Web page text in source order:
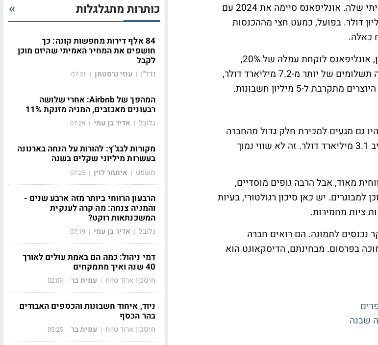
המספרים מסבירים למה יש עניין בחברה למרות המטען התדמיתי שלה. אונליפאנס סיימה את 2024 עם
של כ-1.4 מיליארד דולר ורווח לפני מס של כ-684 מיליון דולר. בפועל, כמעט חצי מההכנסות
כאלה.
המודל פשוט, המשתמשים משלמים ליוצרים עבור גישה לתוכן, אונליפאנס לוקחת עמלה של 20%,
והיוצרים מקבלים 80%. בשנה האחרונה עברו דרך הפלטפורמה תשלומים של יותר מ-7.2 מיליארד דולר,
גם מגעים למכירת חלק גדול מהחברה
לפי מספרים גבוהים יותר. בפועל, העסקה הנוכחית נסגרת סביב 3.1 מיליארד דולר. זה לא שווי נמוך
מאוד, אבל הרבה גופים מוסדיים,
יש כאן סיכון רגולטורי, בעיות
ציות מחמירות.
נכנסים לתמונה. הם רואים חברה
בפרסום. מבחינתם, הדיסקאונט הוא
שבנה
כותרות מתגלגלות
84 אלף דירות מחפשות קונה: כך
חושפים את המחיר האמיתי שהיזם מוכן
לקבל
נדל"ן | עוזי גרסטמן |
07:31
המהפך של Airbnb: אחרי שלושה
רבעונים מאכזבים, המניה מזנקת 11%
גלובל | אדיר בן עמי |
07:29
מקורות לבג"ץ: להורות על הנחה בארנונה
בעשרות מיליוני שקלים בשנה
משפט | איתמר לוין |
07:25
הרבעון הרווחי ביותר מזה ארבע שנים -
והמניה צנחה: מה קרה לענקית
המשכנתאות רוקט?
גלובל | אדיר בן עמי |
07:19
דמי ניהול: כמה הם באמת עולים לאורך
40 שנה ואיך מתמקחים
חיסכון ארוך טווח | עמית בר |
02:09
ניוד, איחוד חשבונות והכספים האבודים
בהר הכסף
חיסכון ארוך טווח | עמית בר |
05:25